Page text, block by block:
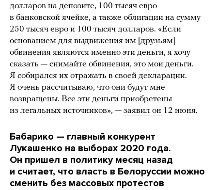
долларов на депозите, 100 тысяч евро
в банковской ячейке, а также облигации на сумму
250 тысяч евро и 100 тысяч долларов. «Если
основанием для выдвижения им [друзьям]
обвинения являются именно эти деньги, я хочу
сказать — снимайте обвинения, это мои деньги.
Я собирался их отражать в своей декларации.
Я очень рассчитываю, что они будут мне
возвращены. Все эти деньги приобретены
из легальных источников», — заявил он 12 июня.
Бабарико — главный конкурент
Лукашенко на выборах 2020 года.
Он пришел в политику месяц назад
и считает, что власть в Белоруссии можно
сменить без массовых протестов